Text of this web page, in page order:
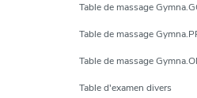
Table de massage
Table de massage
Table de massage
Table d'examen divers